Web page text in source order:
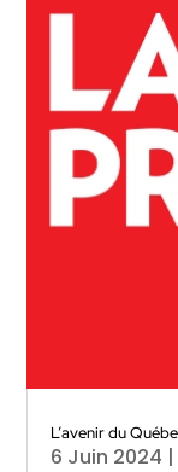
L’avenir du
6 Juin 2024 |